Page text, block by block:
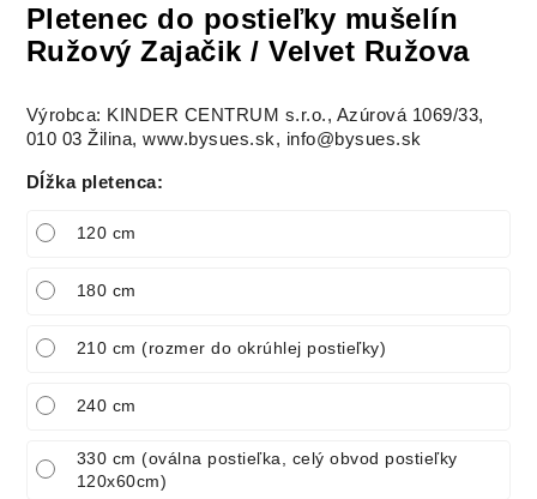
Pletenec do postieľky mušelín
Ružový Zajačik / Velvet Ružova
Výrobca: KINDER CENTRUM s.r.o., Azúrová 1069/33,
010 03 Žilina, www.bysues.sk, info@bysues.sk
Dĺžka pletenca:
120 cm
180 cm
210 cm (rozmer do okrúhlej postieľky)
240 cm
330 cm (oválna postieľka, celý obvod postieľky
120x60cm)